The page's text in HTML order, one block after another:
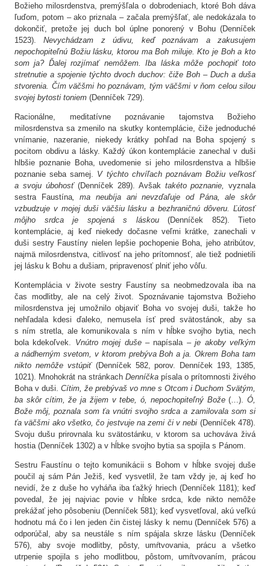
Božieho milosrdenstva, premýšľala o dobrodeniach, ktoré Boh dáva
ľuďom, potom – ako priznala – začala premýšľať, ale nedokázala to
dokončiť, pretože jej duch bol úplne ponorený v Bohu (Denníček
1523).Nevychádzam z údivu, keď poznávam a zakusujem
nepochopiteľnú Božiu lásku, ktorou ma Boh miluje. Kto je Boh a kto
som ja? Ďalej rozjímať nemôžem. Iba láska môže pochopiť toto
stretnutie a spojenie týchto dvoch duchov: čiže Boh – Duch a duša
stvorenia. Čím väčšmi ho poznávam, tým väčšmi v ňom celou silou
svojej bytosti toniem (Denníček 729).
Racionálne, meditatívne poznávanie tajomstva Božieho
milosrdenstva sa zmenilo na skutky kontemplácie, čiže jednoduché
vnímanie, nazeranie, niekedy krátky pohľad na Boha spojený s
pocitom obdivu a lásky. Každý úkon kontemplácie zanechal v duši
hlbšie poznanie Boha, uvedomenie si jeho milosrdenstva a hlbšie
poznanie seba samej. V týchto chvíľach poznávam Božiu veľkosť
a svoju úbohosť(Denníček 289). Avšak takéto poznanie, vyznala
sestra Faustína, ma neubíja ani nevzďaľuje od Pána, ale skôr
vzbudzuje v mojej duši väčšiu lásku a bezhraničnú dôveru. Ľútosť
môjho srdca je spojená s láskou (Denníček 852). Tieto
kontemplácie, aj keď niekedy dočasne veľmi krátke, zanechali v
duši sestry Faustíny nielen lepšie pochopenie Boha, jeho atribútov,
najmä milosrdenstva, citlivosť na jeho prítomnosť, ale tiež podnietili
jej lásku k Bohu a dušiam, pripravenosť plniť jeho vôľu.
Kontemplácia v živote sestry Faustíny sa neobmedzovala iba na
čas modlitby, ale na celý život. Spoznávanie tajomstva Božieho
milosrdenstva jej umožnilo objaviť Boha vo svojej duši, takže ho
nehľadala kdesi ďaleko, nemusela ísť pred svätostánok, aby sa
s ním stretla, ale komunikovala s ním v hĺbke svojho bytia, nech
bola kdekoľvek. Vnútro mojej duše– napísala –je akoby veľkým
a nádherným svetom, v ktorom prebýva Boh a ja. Okrem Boha tam
nikto nemôže vstúpiť (Denníček 582, porov. Denníček 193, 1385,
1021). Mnohokrát na stránkach Denníčka písala o prítomnosti živého
Boha v duši. Cítim, že prebývaš vo mne s Otcom i Duchom Svätým,
ba skôr cítim, že ja žijem v tebe, ó, nepochopiteľný Bože(…). Ó,
Bože môj, poznala som ťa vnútri svojho srdca a zamilovala som si
ťa väčšmi ako všetko, čo jestvuje na zemi či v nebi (Denníček 478).
Svoju dušu prirovnala ku svätostánku, v ktorom sa uchováva živá
hostia (Denníček 1302) a v hĺbke svojho bytia sa spojila s Pánom.
Sestru Faustínu o tejto komunikácii s Bohom v hĺbke svojej duše
poučil aj sám Pán Ježiš, keď vysvetlil, že tam vždy je, aj keď ho
nevidí, že z duše ho vyháňa iba ťažký hriech (Denníček 1181); keď
povedal, že jej najviac povie v hĺbke srdca, kde nikto nemôže
prekážať jeho pôsobeniu (Denníček 581); keď vysvetľoval, akú veľkú
hodnotu má čo i len jeden čin čistej lásky k nemu (Denníček 576) a
odporúčal, aby sa neustále s ním spájala skrze lásku (Denníček
576), aby svoje modlitby, pôsty, umŕtvovania, prácu a všetko
utrpenie spojila s jeho modlitbou, pôstom, umŕtvovaním, prácou